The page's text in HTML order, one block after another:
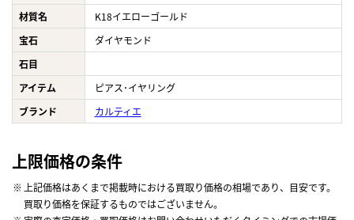
材質名
K18イエローゴールド
宝石
ダイヤモンド
石目
アイテム
ピアス･イヤリング
ブランド
カルティエ
上限価格の条件
上記価格はあくまで掲載時における買取り価格の相場であり、目安です。
買取り価格を保証するものではございません。